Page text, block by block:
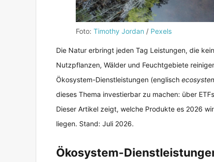
Foto: Timothy Jordan / Pexels
Die Natur erbringt jeden Tag Leistungen, die
Nutzpflanzen, Wälder und Feuchtgebiete
Ökosystem-Dienstleistungen (englisch
dieses Thema investierbar zu machen: über
Dieser Artikel zeigt, welche Produkte es 2026
liegen. Stand: Juli 2026.
Ökosystem-